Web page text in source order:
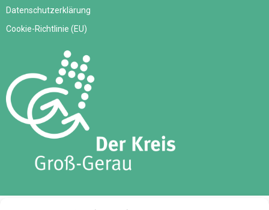
Datenschutzerklärung
Cookie-Richtlinie (EU)